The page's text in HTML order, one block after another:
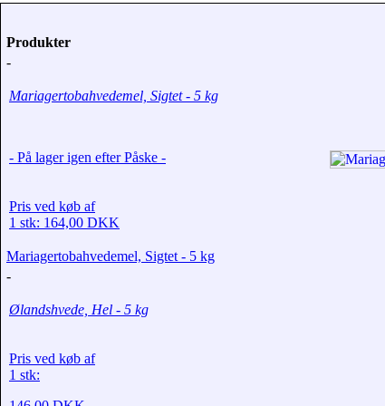
Produkter
-
Mariagertobahvedemel, Sigtet - 5 kg
- På lager igen efter Påske -
Pris ved køb af
1 stk: 164,00 DKK
Mariagertobahvedemel, Sigtet - 5 kg
-
Ølandshvede, Hel - 5 kg
Pris ved køb af
1 stk: